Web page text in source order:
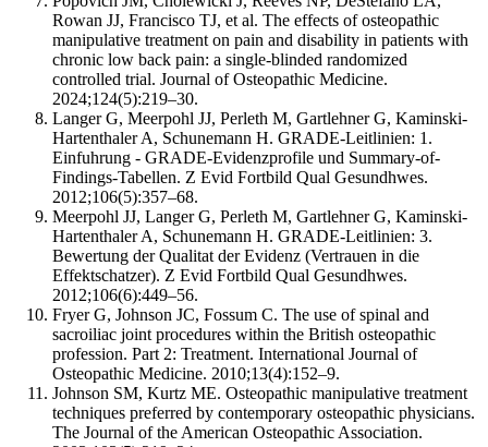
Rowan JJ, Francisco TJ, et al. The effects of osteopathic
manipulative treatment on pain and disability in patients with
chronic low back pain: a single-blinded randomized
controlled trial. Journal of Osteopathic Medicine.
2024;124(5):219–30.
Langer G, Meerpohl JJ, Perleth M, Gartlehner G, Kaminski-
Hartenthaler A, Schunemann H. GRADE-Leitlinien: 1.
Einfuhrung - GRADE-Evidenzprofile und Summary-of-
Findings-Tabellen. Z Evid Fortbild Qual Gesundhwes.
2012;106(5):357–68.
Meerpohl JJ, Langer G, Perleth M, Gartlehner G, Kaminski-
Hartenthaler A, Schunemann H. GRADE-Leitlinien: 3.
Bewertung der Qualitat der Evidenz (Vertrauen in die
Effektschatzer). Z Evid Fortbild Qual Gesundhwes.
2012;106(6):449–56.
Fryer G, Johnson JC, Fossum C. The use of spinal and
sacroiliac joint procedures within the British osteopathic
profession. Part 2: Treatment. International Journal of
Osteopathic Medicine. 2010;13(4):152–9.
Johnson SM, Kurtz ME. Osteopathic manipulative treatment
techniques preferred by contemporary osteopathic physicians.
The Journal of the American Osteopathic Association.